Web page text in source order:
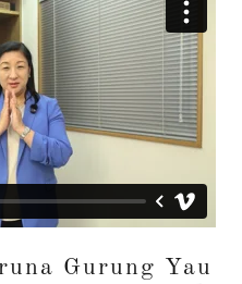
Gurung Yau